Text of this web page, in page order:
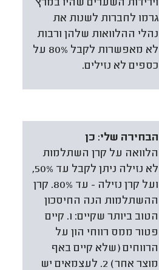
וירידות השערים שהיו במרץ
גרמו לחברות לשנות את
נהלי ההלוואות שלהן ורבות
לא מאפשרות לקבל 80% על
כספים לא נזילים.
הבחירה שלי: כן
הלוואה על קרן השתלמות
לא נזילה ניתן לקבל עד 50%,
ועל קרן נזילה - עד 80%. קרן
ההשתלמות הנה החיסכון
הטוב ביותר שקיים: 1. קיים
פטור ממס רווחי הון על
הרווחים (שלא קיים באף
מוצר אחר) 2. לעצמאים יש